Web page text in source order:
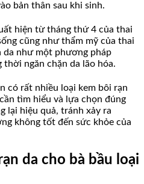
bản thân sau khi sinh.
hiện từ tháng thứ 4 của thai
cũng như thẩm mỹ của thai
da như một phương pháp
ngăn chặn da lão hóa.
có rất nhiều loại kem bôi rạn
tìm hiểu và lựa chọn đúng
lại hiệu quả, tránh xảy ra
không tốt đến sức khỏe của
da cho bà bầu loại